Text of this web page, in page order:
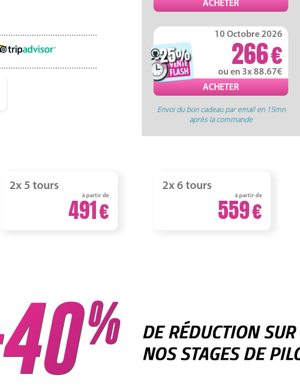
10 Octobre 2026
266
ou en 3x 88.67
-25%
Envoi du bon cadeau par email en 15mn
après la commande
2x 5 tours
à partir de
491
2x 6 tours
à partir de
559